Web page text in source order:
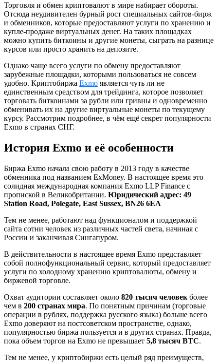
Торговля и обмен криптовалют в мире набирает обороты.
Отсюда неудивителен бурный рост специальных сайтов-бирж
и обменников, которые предоставляют услуги по хранению и
купле-продаже виртуальных денег. На таких площадках
можно купить биткоины и другие монеты, сыграть на разнице
курсов или просто хранить на депозите.
Однако чаще всего услуги по обмену предоставляют
зарубежные площадки, которыми пользоваться не совсем
удобно. Криптобиржа Exmo является чуть ли не
единственным средством для трейдинга, которое позволяет
торговать биткоинами за рубли или гривны и одновременно
обменивать их на другие виртуальные монеты по текущему
курсу. Рассмотрим подробнее, в чём ещё секрет популярности
Exmo в странах СНГ.
История Exmo и её особенности
Биржа Exmo начала свою работу в 2013 году в качестве
обменника под названием ExMoney. В настоящее время это
солидная международная компания Exmo LLP Finance с
пропиской в Великобритании. Юридический адрес: 49
Station Road, Polegate, East Sussex, BN26 6EA
Тем не менее, работают над функционалом и поддержкой
сайта сотни человек из различных частей света, начиная с
России и заканчивая Сингапуром.
В действительности в настоящее время Exmo представляет
собой полнофункциональный сервис, который предоставляет
услуги по холодному хранению криптовалюты, обмену и
биржевой торговле.
Охват аудитории составляет около 820 тысяч человек более
чем в 200 странах мира. По понятным причинам (торговые
операции в рублях, поддержка русского языка) больше всего
Exmo доверяют на постсоветском пространстве, однако,
популярностью биржа пользуется и в других странах. Правда,
пока объем торгов на Exmo не превышает 5,8 тысяч BTC.
Тем не менее, у криптобиржи есть целый ряд преимуществ,